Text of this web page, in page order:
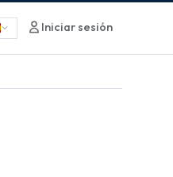
Iniciar sesión